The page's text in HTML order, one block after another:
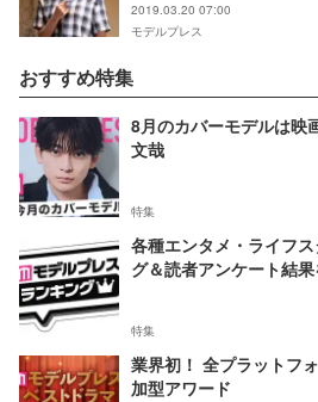
2019.03.20 07:00
モデルプレス
おすすめ特集
8月のカバーモデルは映
文哉
特集
各種エンタメ・ライフ
グ＆読者アンケート結
特集
業界初！ 全プラットフ
加型アワード